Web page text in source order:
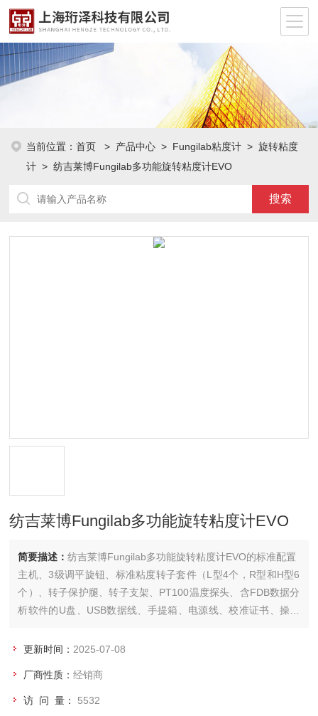
当前位置：首页 > 产品中心 > Fungilab粘度计 >旋转粘度
计 > 纺吉莱博Fungilab多功能旋转粘度计EVO
纺吉莱博Fungilab多功能旋转粘度计EVO
简要描述：纺吉莱博Fungilab多功能旋转粘度计EVO的标准配置
主机、3级调平旋钮、标准粘度转子套件（L型4个，R型和H型6
个）、转子保护腿、转子支架、PT100温度探头、含FDB数据分
析软件的U盘、USB数据线、手提箱、电源线、校准证书、操作
更新时间： 2025-07-08
厂商性质：经销商
访 问 量： 5532